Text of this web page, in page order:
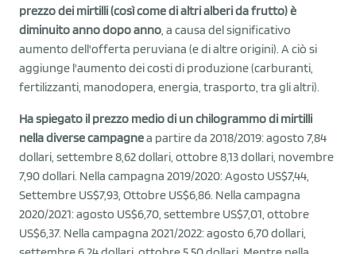
prezzo dei mirtilli (così come di altri alberi da frutto) è
diminuito anno dopo anno, a causa del significativo
aumento dell'offerta peruviana (e di altre origini). A ciò si
aggiunge l'aumento dei costi di produzione (carburanti,
fertilizzanti, manodopera, energia, trasporto, tra gli altri).
Ha spiegato il prezzo medio di un chilogrammo di mirtilli
nella diverse campagnea partire da 2018/2019: agosto 7,84
dollari, settembre 8,62 dollari, ottobre 8,13 dollari, novembre
7,90 dollari. Nella campagna 2019/2020: Agosto US$7,44,
Settembre US$7,93, Ottobre US$6,86. Nella campagna
2020/2021: agosto US$6,70, settembre US$7,01, ottobre
US$6,37. Nella campagna 2021/2022: agosto 6,70 dollari,